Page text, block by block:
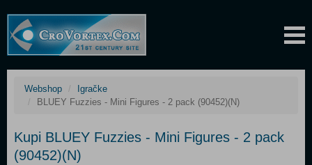
Webshop
Igračke
BLUEY Fuzzies - Mini Figures - 2 pack (90452)(N)
Kupi BLUEY Fuzzies - Mini Figures - 2 pack
(90452)(N)